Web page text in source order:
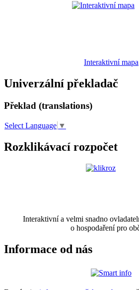
Interaktivní mapa
Univerzální překladač
Překlad (translations)
Select Language ▼
Rozklikávací rozpočet
Interaktivní a velmi snadno
o hospodaření pro
Informace od nás